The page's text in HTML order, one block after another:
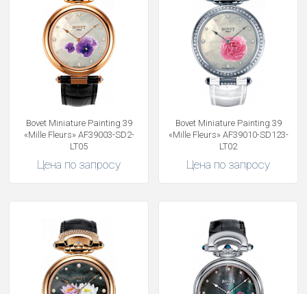
Bovet Miniature Painting 39
«Mille Fleurs» AF39003-SD2-
LT05
Цена по запросу
Bovet Miniature Painting 39
«Mille Fleurs» AF39010-SD123-
LT02
Цена по запросу